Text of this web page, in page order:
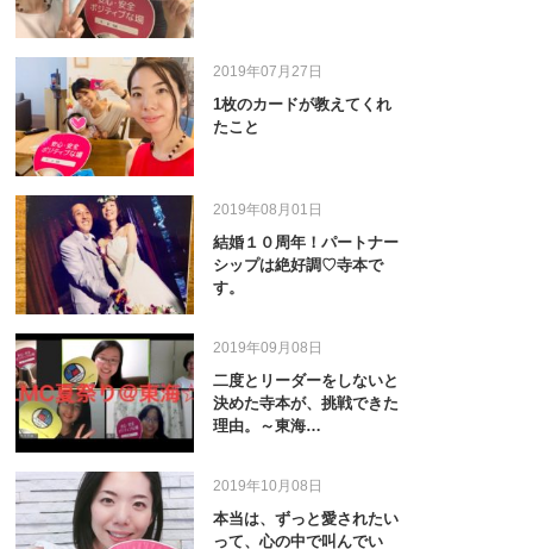
2019年07月27日
1枚のカードが教えてくれ
たこと
2019年08月01日
結婚１０周年！パートナー
シップは絶好調♡寺本で
す。
2019年09月08日
二度とリーダーをしないと
決めた寺本が、挑戦できた
理由。～東海…
2019年10月08日
本当は、ずっと愛されたい
って、心の中で叫んでい